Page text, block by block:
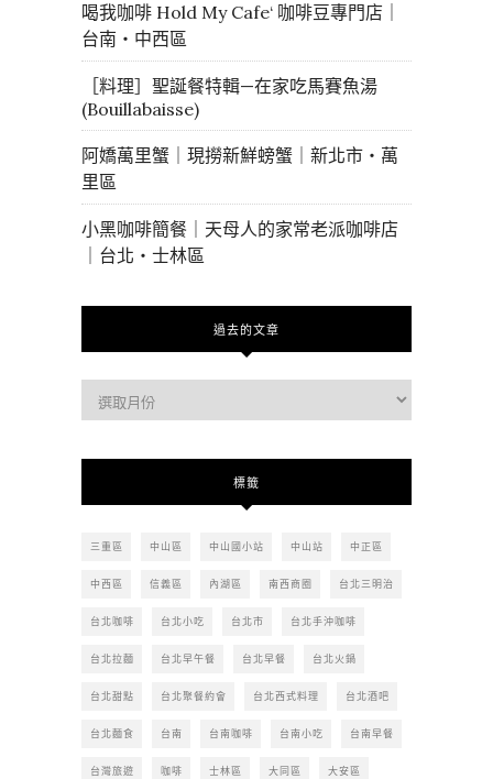
喝我咖啡 Hold My Cafe‘ 咖啡豆專門店｜
台南・中西區
［料理］聖誕餐特輯—在家吃馬賽魚湯
(Bouillabaisse)
阿嬌萬里蟹｜現撈新鮮螃蟹｜新北市・萬
里區
小黑咖啡簡餐｜天母人的家常老派咖啡店
｜台北・士林區
過去的文章
去
標籤
三重區 中山區 中山國小站 中山站 中正區
中西區 信義區 內湖區 南西商圈 台北三明治
台北咖啡 台北小吃 台北市 台北手沖咖啡
台北拉麵 台北早午餐 台北早餐 台北火鍋
台北甜點 台北聚餐約會 台北西式料理 台北酒吧
台北麵食 台南 台南咖啡 台南小吃 台南早餐
台灣旅遊 咖啡 士林區 大同區 大安區